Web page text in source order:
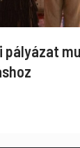
pályázat